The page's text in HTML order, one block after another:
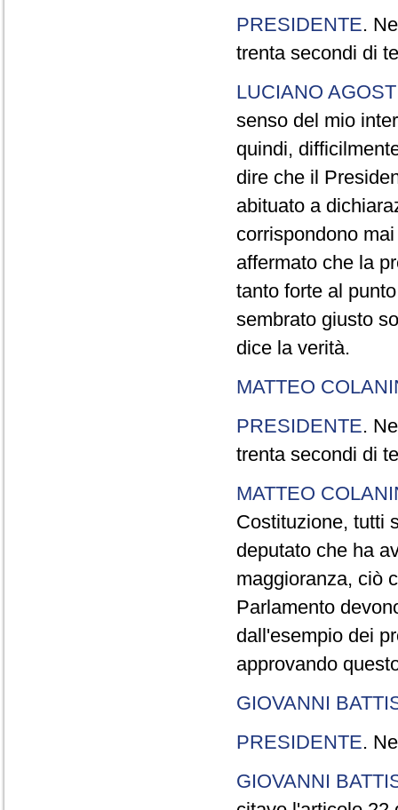
PRESIDENTE.
trenta secondi di
LUCIANO
senso del mio
quindi,
dire che il
abituato a
corrispondono
affermato che la
tanto forte al
sembrato giusto
dice la verità.
MATTEO
PRESIDENTE.
trenta secondi di
MATTEO
Costituzione, tutti
deputato che ha
maggioranza, ciò
Parlamento
dall'esempio dei
approvando
GIOVANNI
PRESIDENTE.
GIOVANNI